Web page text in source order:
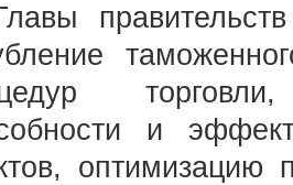
и
оптимизацию